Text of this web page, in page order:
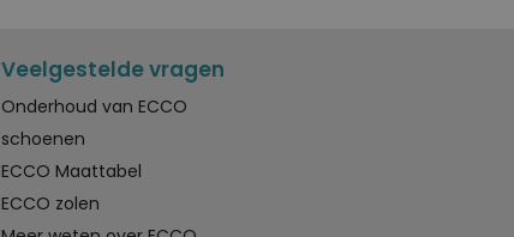
Veelgestelde vragen
Onderhoud van ECCO
schoenen
ECCO Maattabel
ECCO zolen